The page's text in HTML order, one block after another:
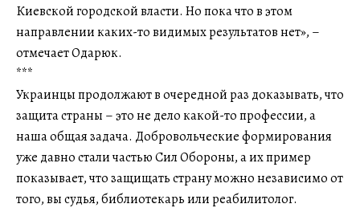
Киевской городской власти. Но пока что в этом
направлении каких-то видимых результатов нет», –
отмечает Одарюк.
***
Украинцы продолжают в очередной раз доказывать, что
защита страны – это не дело какой-то профессии, а
наша общая задача. Добровольческие формирования
уже давно стали частью Сил Обороны, а их пример
показывает, что защищать страну можно независимо от
того, вы судья, библиотекарь или реабилитолог.